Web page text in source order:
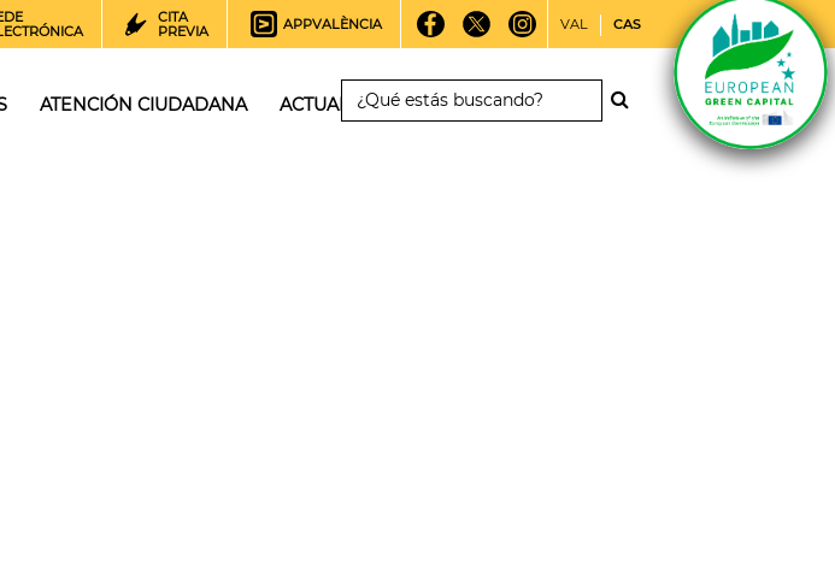
CITA
PREVIA
APPVALÈNCIA VAL CAS
ATENCIÓN CIUDADANA ACTUALIDAD